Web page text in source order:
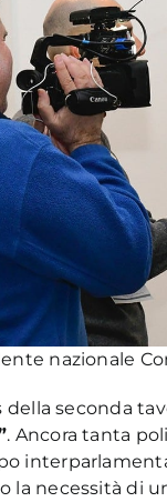
nazionale
della seconda
. Ancora tanta
la necessità di